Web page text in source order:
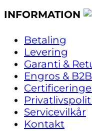
INFORMATION
Betaling
Levering
Garanti &
Engros & B2B
Servicevilkår
Kontakt